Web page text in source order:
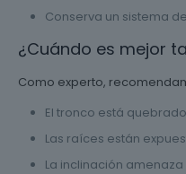
Conserva un sistema
¿Cuándo es mejor
Como experto,
El tronco está
Las raíces están
La inclinación